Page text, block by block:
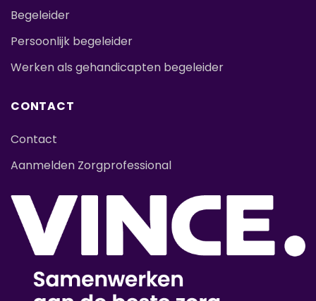
Begeleider
Persoonlijk begeleider
Werken als gehandicapten begeleider
CONTACT
Contact
Aanmelden Zorgprofessional